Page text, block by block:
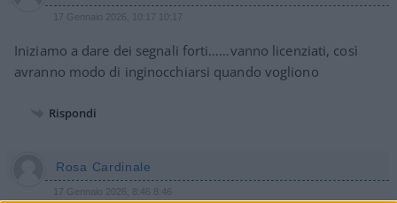
17 Gennaio 2026, 10:17 10:17
Iniziamo a dare dei segnali forti……vanno licenziati, così
avranno modo di inginocchiarsi quando vogliono
Rispondi
Rosa Cardinale
17 Gennaio 2026, 8:46 8:46